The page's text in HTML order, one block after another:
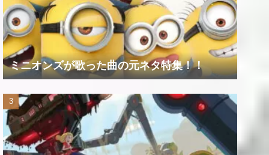
ミニオンズが歌った曲の元ネタ特集！！